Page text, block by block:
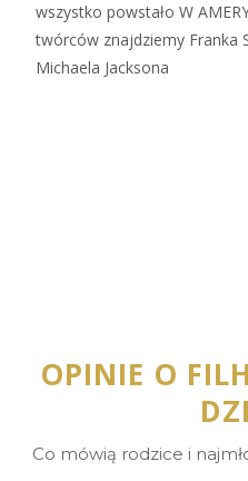
wszystko powstało W
twórców znajdziemy Franka
Michaela Jacksona
OPINIE O
Co mówią rodzice i